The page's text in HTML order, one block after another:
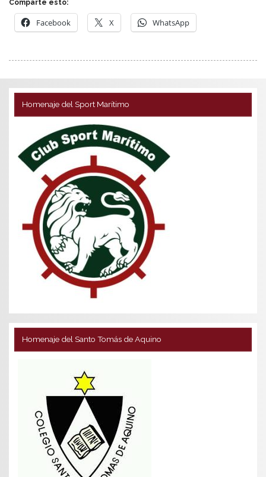
Comparte esto:
Facebook X WhatsApp
Homenaje del Sport Marítimo
Homenaje del Santo Tomás de Aquino